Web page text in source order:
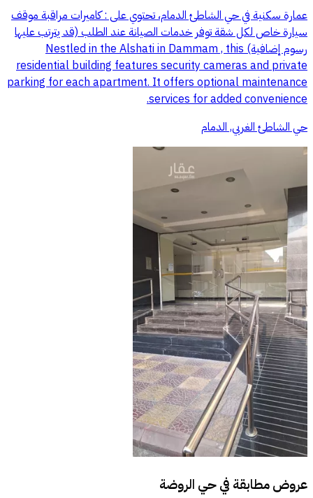
عمارة سكنية في حي الشاطئ الدمام، تحتوي على : كاميرات مراقبة موقف
سيارة خاص لكل شقة توفر خدمات الصيانة عند الطلب (قد يترتب عليها
رسوم إضافية) Nestled in the Alshati in Dammam , this
residential building features security cameras and private
parking for each apartment. It offers optional maintenance
services for added convenience.
حي الشاطئ الغربي, الدمام
عروض مطابقة فيحي الروضة